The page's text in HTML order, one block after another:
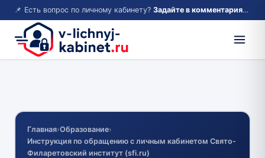
📌 Есть вопрос по личному кабинету? Задайте в комментариях — ответим!
Главная›Образование›
Инструкция по обращению с личным кабинетом Свято-
Филаретовский институт (sfi.ru)